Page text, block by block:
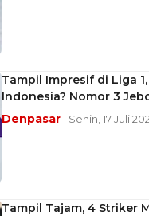
Tampil Impresif di Liga
Indonesia? Nomor 3
Denpasar | Senin, 17 Juli
Tampil Tajam, 4 Striker